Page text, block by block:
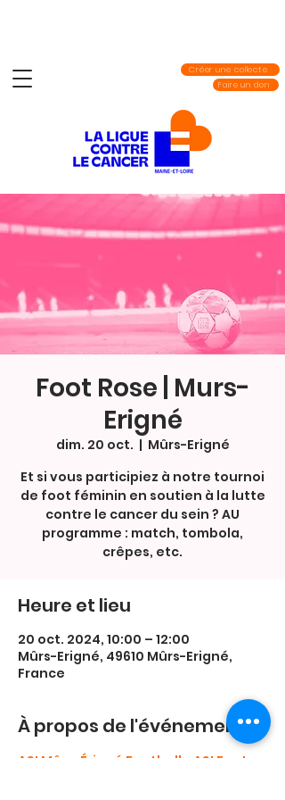
Créer une collecte
Faire un don
Foot Rose | Murs-
Erigné
dim. 20 oct.
  |
Mûrs-Erigné
Et si vous participiez à notre tournoi
de foot féminin en soutien à la lutte
contre le cancer du sein ? AU
programme : match, tombola,
crêpes, etc.
Heure et lieu
20 oct. 2024, 10:00 – 12:00
Mûrs-Erigné, 49610 Mûrs-Erigné,
France
À propos de l'événement
ASI Mûrs-Érigné Football - ASI Foot